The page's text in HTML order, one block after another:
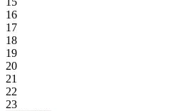
16
17
18
19
20
21
22
23